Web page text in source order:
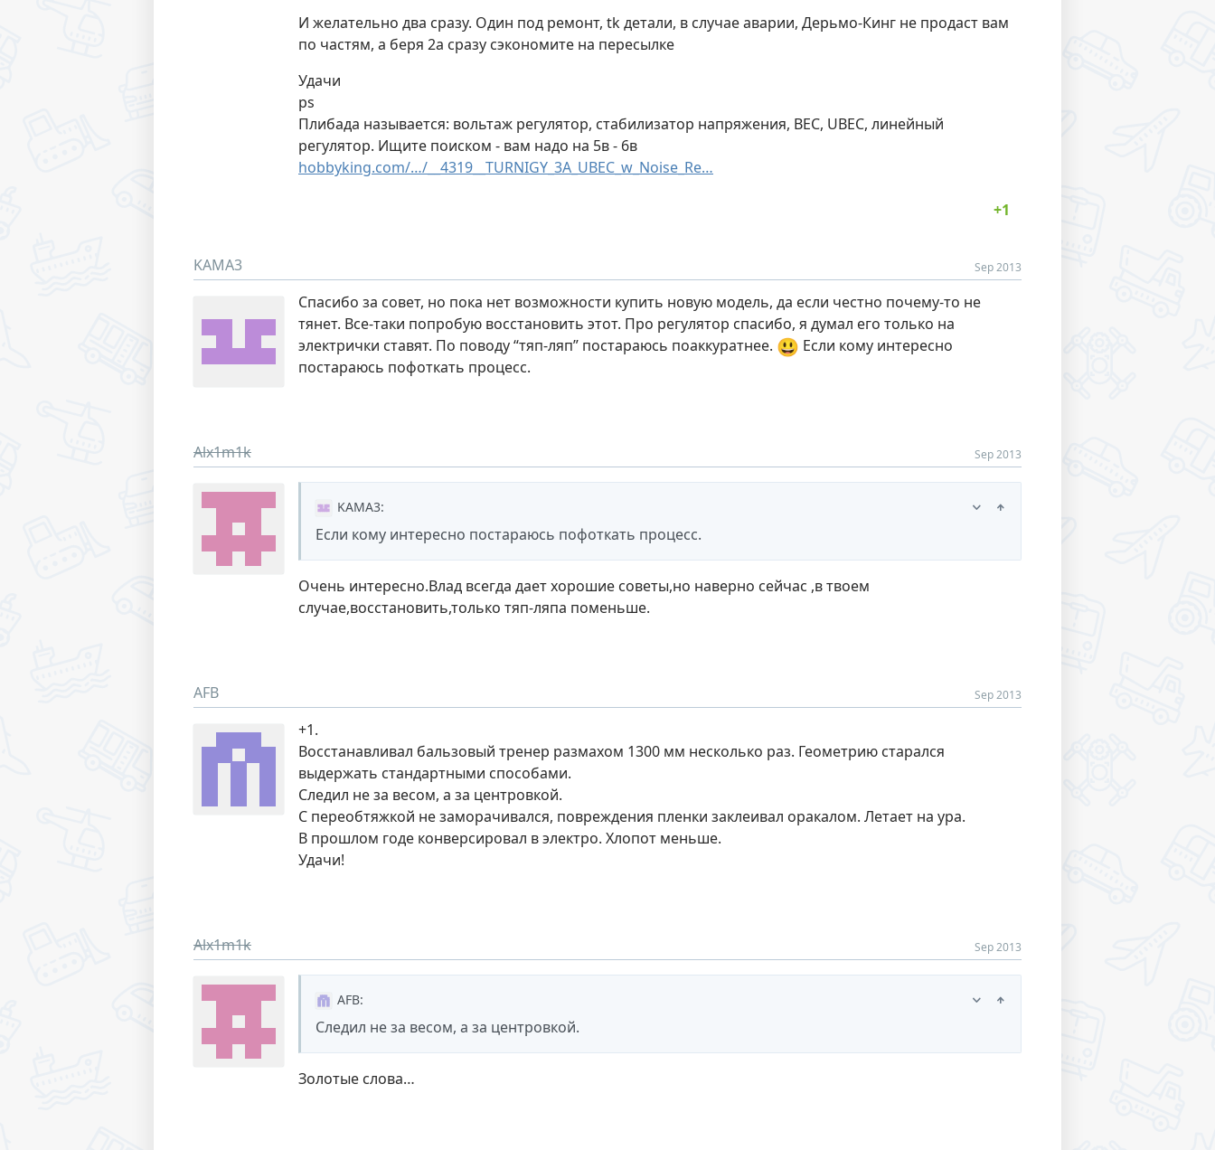
И желательно два сразу. Один под ремонт, tk детали, в случае аварии, Дерьмо-Кинг не продаст вам
по частям, а беря 2а сразу сэкономите на пересылке
Удачи
ps
Плибада называется: вольтаж регулятор, стабилизатор напряжения, BEC, UBEC, линейный
регулятор. Ищите поиском - вам надо на 5в - 6в
hobbyking.com/…/__4319__TURNIGY_3A_UBEC_w_Noise_Re…
KAMA3 Sep 2013
Спасибо за совет, но пока нет возможности купить новую модель, да если честно почему-то не
тянет. Все-таки попробую восстановить этот. Про регулятор спасибо, я думал его только на
электрички ставят. По поводу “тяп-ляп” постараюсь поаккуратнее. 😃 Если кому интересно
постараюсь пофоткать процесс.
Alx1m1k Sep 2013
KAMA3:
Если кому интересно постараюсь пофоткать процесс.
Очень интересно.Влад всегда дает хорошие советы,но наверно сейчас ,в твоем
случае,восстановить,только тяп-ляпа поменьше.
AFB Sep 2013
+1.
Восстанавливал бальзовый тренер размахом 1300 мм несколько раз. Геометрию старался
выдержать стандартными способами.
Следил не за весом, а за центровкой.
С переобтяжкой не заморачивался, повреждения пленки заклеивал оракалом. Летает на ура.
В прошлом годе конверсировал в электро. Хлопот меньше.
Удачи!
Alx1m1k Sep 2013
AFB:
Следил не за весом, а за центровкой.
Золотые слова…